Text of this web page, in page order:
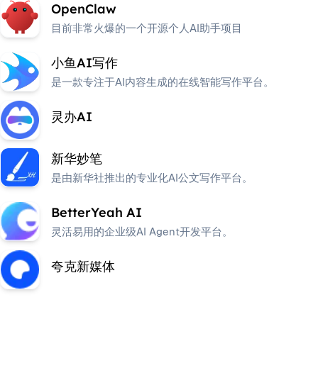
OpenClaw
目前非常火爆的一个开源个人AI助手项目
小鱼AI写作
是一款专注于AI内容生成的在线智能写作平台。
灵办AI
新华妙笔
是由新华社推出的专业化AI公文写作平台。
BetterYeah AI
灵活易用的企业级AI Agent开发平台。
夸克新媒体